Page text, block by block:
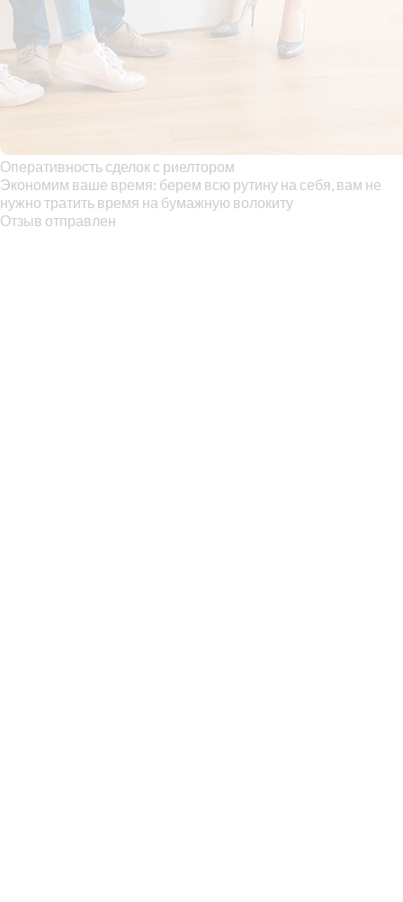
Оперативность сделок с риелтором
Экономим ваше время: берем всю рутину на себя, вам не
нужно тратить время на бумажную волокиту
Отзыв отправлен